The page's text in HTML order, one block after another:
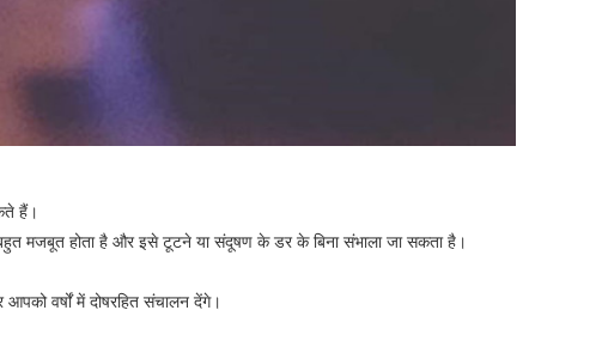
हैं।
मजबूत होता है और इसे टूटने या संदूषण के डर के बिना संभाला जा सकता है।
वर्षों में दोषरहित संचालन देंगे।